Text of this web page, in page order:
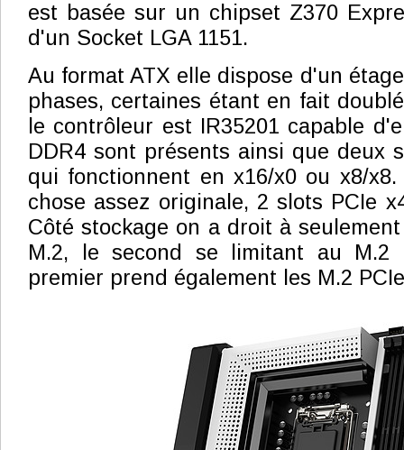
est basée sur un chipset Z370
d'un Socket LGA 1151.
Au format ATX elle dispose d'un
phases, certaines étant en fait
le contrôleur est IR35201 capable
DDR4 sont présents ainsi que deux
qui fonctionnent en x16/x0 ou x8/
chose assez originale, 2 slots PCIe
Côté stockage on a droit à
M.2, le second se limitant au M.2
premier prend également les M.2